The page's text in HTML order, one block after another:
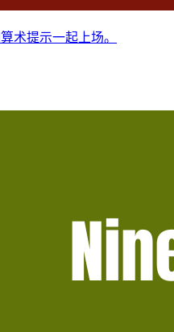
术提示一起上场。